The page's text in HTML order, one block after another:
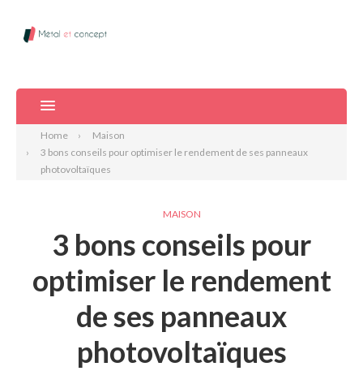
Home
Maison
3 bons conseils pour optimiser le rendement de ses panneaux
photovoltaïques
MAISON
3 bons conseils pour
optimiser le rendement
de ses panneaux
photovoltaïques